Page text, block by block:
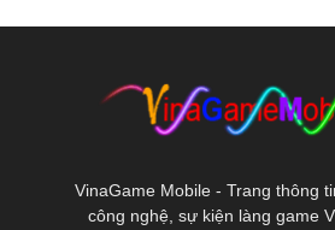
VinaGame Mobile - Trang thông
công nghệ, sự kiện làng game